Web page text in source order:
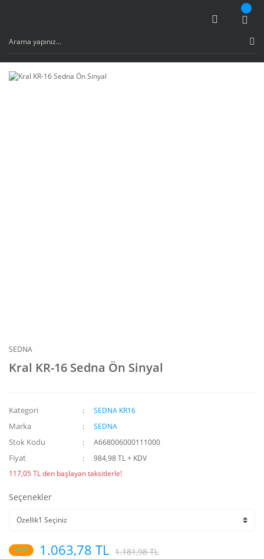
SEDNA
Kral KR-16 Sedna Ön Sinyal
Kategori SEDNA KR16
Marka SEDNA
Stok Kodu A668006000111000
Fiyat
984,98 TL + KDV
117,05 TL den başlayan taksitlerle!
Seçenekler
%10 1.063,78 TL 1.181,98 TL